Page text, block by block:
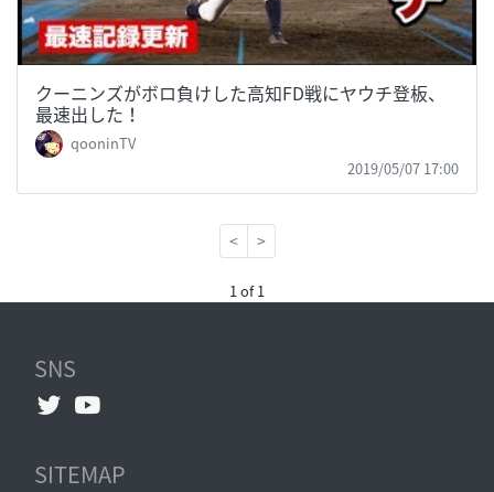
クーニンズがボロ負けした高知FD戦にヤウチ登板、
最速出した！
qooninTV
2019/05/07 17:00
< >
1 of 1
SNS
SITEMAP